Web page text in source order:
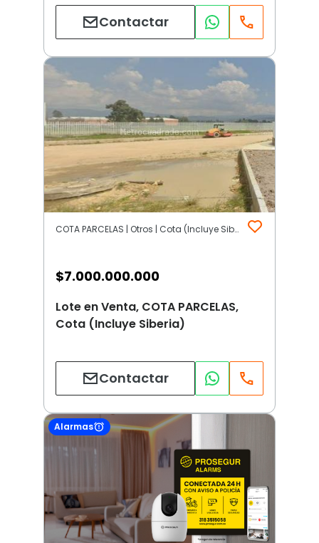
Contactar
COTA PARCELAS | Otros | Cota (Incluye Siberia)
$7.000.000.000
Lote en Venta, COTA PARCELAS,
Cota (Incluye Siberia)
Contactar
Alarmas